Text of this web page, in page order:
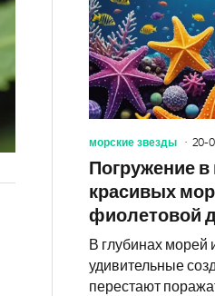
морские звезды 20-
Погружение
красивых
фиолетовой
В глубинах морей
удивительные
перестают